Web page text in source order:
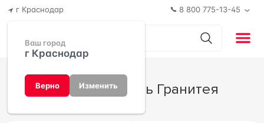
г Краснодар
Ваш город
г Краснодар
Верно Изменить
8 800 775-13-45
Производитель Гранитея